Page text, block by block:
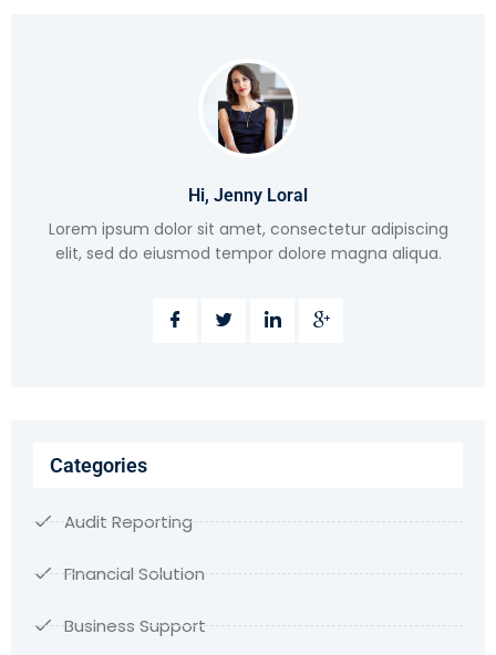
Hi, Jenny Loral
Lorem ipsum dolor sit amet, consectetur adipiscing
elit, sed do eiusmod tempor dolore magna aliqua.
Categories
Audit Reporting
FInancial Solution
Business Support